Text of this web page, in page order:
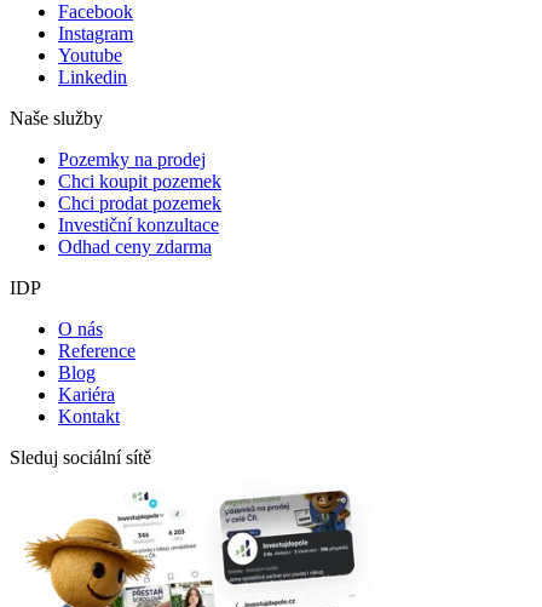
Facebook
Instagram
Youtube
Linkedin
Naše služby
Pozemky na prodej
Chci koupit pozemek
Chci prodat pozemek
Investiční konzultace
Odhad ceny zdarma
IDP
O nás
Reference
Blog
Kariéra
Kontakt
Sleduj sociální sítě